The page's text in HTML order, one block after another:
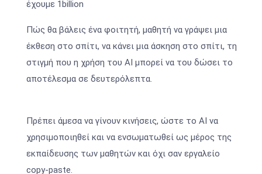
έχουμε 1billion
Πώς θα βάλεις ένα φοιτητή, μαθητή να γράψει μια
έκθεση στο σπίτι, να κάνει μια άσκηση στο σπίτι, τη
στιγμή που η χρήση του ΑΙ μπορεί να του δώσει το
αποτέλεσμα σε δευτερόλεπτα.
Πρέπει άμεσα να γίνουν κινήσεις, ώστε το ΑΙ να
χρησιμοποιηθεί και να ενσωματωθεί ως μέρος της
εκπαίδευσης των μαθητών και όχι σαν εργαλείο
copy-paste.